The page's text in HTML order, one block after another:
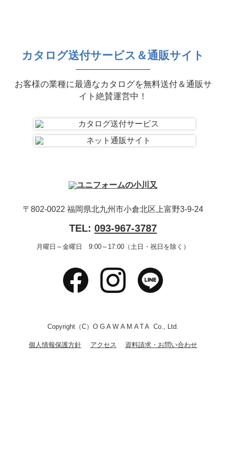
カタログ送付サービス＆通販サイト
お客様の業種に最適なカタログを無料送付＆通販サ
イト絶賛運営中！
〒802-0022 福岡県北九州市小倉北区上富野3-9-24
TEL: 093-967-3787
月曜日～金曜日 9:00～17:00（土日・祝日を除く）
Copyright（C）OGAWAMATA Co., Ltd.
個人情報保護方針 アクセス 資料請求・お問い合わせ